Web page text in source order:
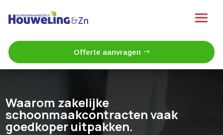
Offerte aanvragen
Waarom zakelijke
schoonmaakcontracten vaak
goedkoper uitpakken.​